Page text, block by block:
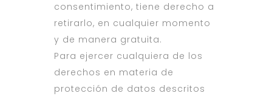
consentimiento, tiene derecho a
retirarlo, en cualquier momento
y de manera gratuita.
Para ejercer cualquiera de los
derechos en materia de
protección de datos descritos